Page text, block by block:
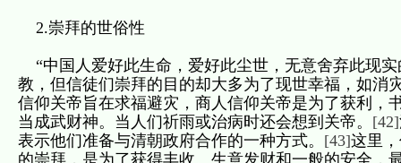
2.崇拜的世俗性
“中国人爱好此生命，爱好此尘世，无意舍弃此现
教，但信徒们崇拜的目的却大多为了现世幸福，如消
信仰关帝旨在求福避灾，商人信仰关帝是为了获利，
当成武财神。当人们祈雨或治病时还会想到关帝。 [42]
表示他们准备与清朝政府合作的一种方式。 [43]这里
的崇拜，是为了获得丰收、生意发财和一般的安全，